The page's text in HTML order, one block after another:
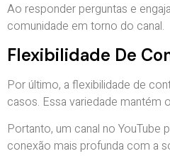
Ao responder perguntas e
comunidade em torno do canal.
Flexibilidade De
Por último, a flexibilidade de
casos. Essa variedade mantém
Portanto, um canal no
conexão mais profunda com a